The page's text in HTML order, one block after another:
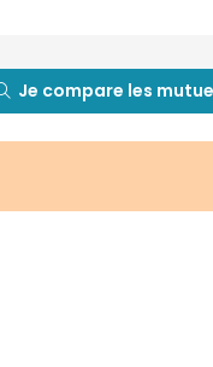
Je compare les